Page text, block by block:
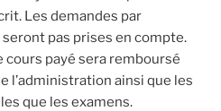
Les demandes par
pas prises en compte.
cours payé sera remboursé
l’administration ainsi que les
que les examens.